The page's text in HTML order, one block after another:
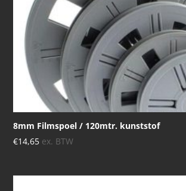
8mm Filmspoel / 120mtr. kunststof
€14,65 ex. BTW